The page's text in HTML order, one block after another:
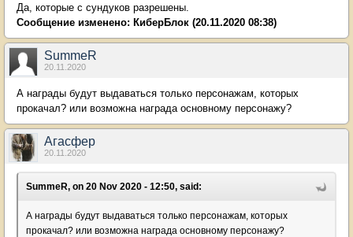
Да, которые с сундуков разрешены.
Сообщение изменено: КиберБлок (20.11.2020 08:38)
SummeR
20.11.2020
А награды будут выдаваться только персонажам, которых
прокачал? или возможна награда основному персонажу?
Агасфер
20.11.2020
SummeR, on 20 Nov 2020 - 12:50, said:
А награды будут выдаваться только персонажам, которых
прокачал? или возможна награда основному персонажу?